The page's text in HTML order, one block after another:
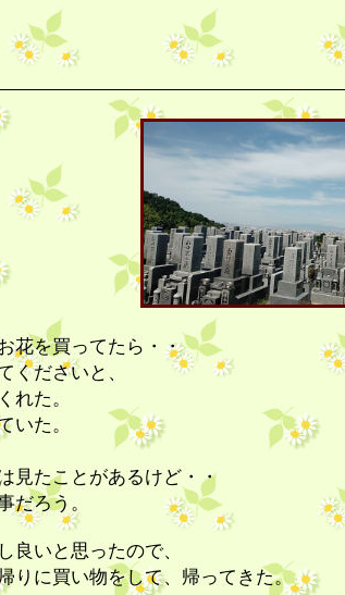
花を買ってたら・・
くださいと、
れた。
いた。
見たことがあるけど・・
だろう。
良いと思ったので、
りに買い物をして、帰ってきた。